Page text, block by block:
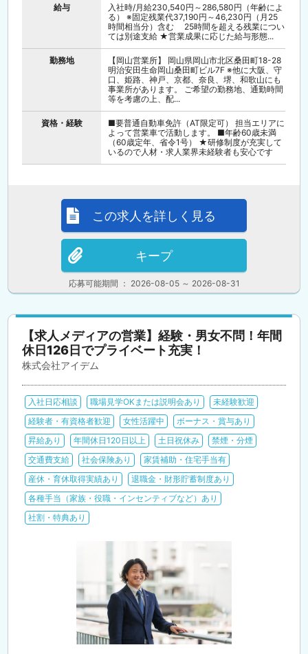
給与
入社時/月給230,540円～286,580円（年齢によ
る） ※固定残業代37,190円～46,230円（月25
時間相当分）含む 25時間を超える残業につい
ては別途支給 ★営業成果に応じた給与形態...
勤務地
【岡山営業所】 岡山県岡山市北区桑田町18-28
明治安田生命岡山桑田町ビル7F ※他に大阪、守
口、姫路、神戸、京都、奈良、堺、和歌山にも
事業所があります。 ご希望の勤務地、通勤時間
等を考慮の上、配...
資格・経験
■要普通自動車免許（AT限定可） 担当エリアに
よって営業車で活動します。 ■年齢60歳未満
（60歳定年、省令1号） ★研修制度が充実して
いるので人材・求人業界未経験者も安心です
応募可能期間 ： 2026-08-05 ～ 2026-08-31
この求人を詳しく見る
キープ
【求人メディアの営業】経験・男女不問！年間
休日126日でプライベート充実！
株式会社アイデム
入社日応相談 職場見学OKまたは説明会あり
未経験歓迎
経験者・有資格者歓迎
女性活躍中
ボーナス・賞与あり
昇給あり
年間休日120日以上 土日祝休み
禁煙・分煙
交通費支給
社会保険あり
家賃補助・住宅手当有
産休・育休取得実績あり
退職金・財形貯蓄制度あり
各種手当（家族・役職・インセンティブなど）あり
社割・特典あり